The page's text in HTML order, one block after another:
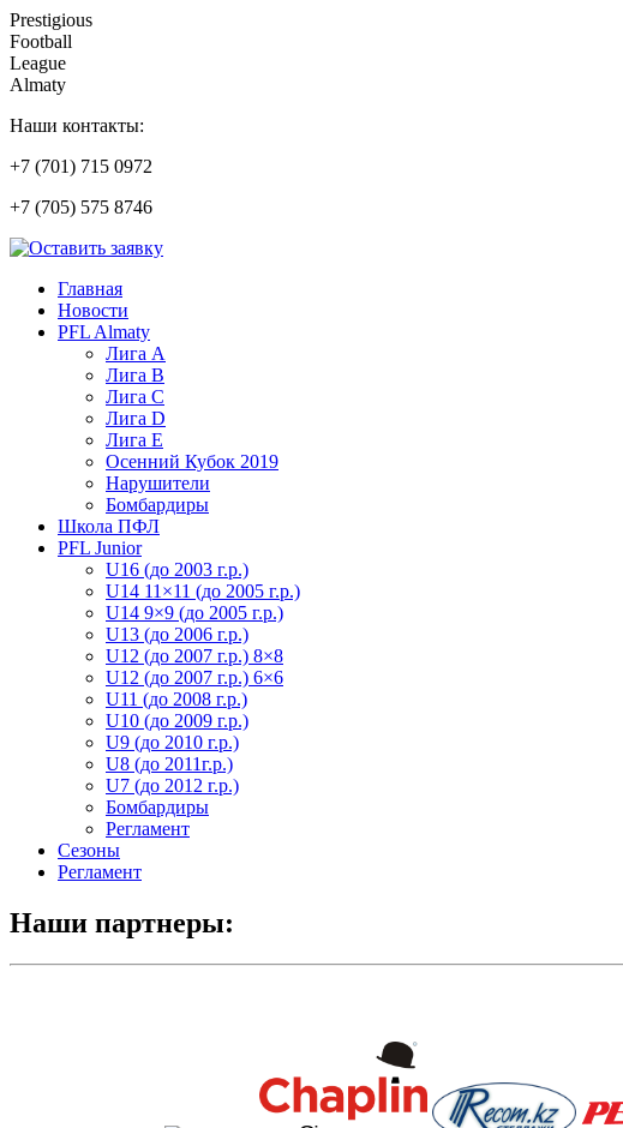
Prestigious
Football
League
Almaty
Наши контакты:
+7 (701) 715 0972
+7 (705) 575 8746
Главная
Новости
PFL Almaty
Лига A
Лига В
Лига С
Лига D
Лига Е
Осенний Кубок 2019
Нарушители
Бомбардиры
Школа ПФЛ
PFL Junior
U16 (до 2003 г.р.)
U14 11×11 (до 2005 г.р.)
U14 9×9 (до 2005 г.р.)
U13 (до 2006 г.р.)
U12 (до 2007 г.р.) 8×8
U12 (до 2007 г.р.) 6×6
U11 (до 2008 г.р.)
U10 (до 2009 г.р.)
U9 (до 2010 г.р.)
U8 (до 2011г.р.)
U7 (до 2012 г.р.)
Бомбардиры
Регламент
Сезоны
Регламент
Наши партнеры: